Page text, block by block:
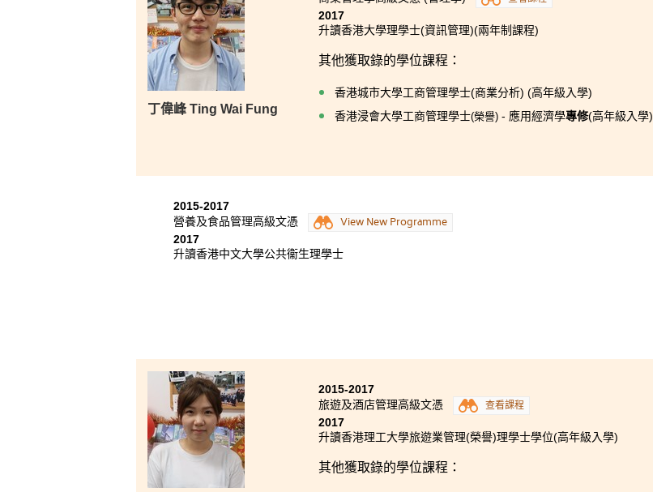
片
丁偉峰 Ting Wai Fung
2017
升讀香港大學理學士(資訊管理)(兩年制課程)
其他獲取錄的學位課程：
香港城市大學工商管理學士(商業分析) (高年級入學)
香港浸會大學工商管理學士(榮譽)- 應用經濟學專修(高年級入學)
2015-2017
營養及食品管理高級文憑
View New Programme
2017
升讀香港中文大學公共衞生理學士
2015-2017
旅遊及酒店管理高級文憑
查看課程
2017
升讀香港理工大學旅遊業管理(榮譽)理學士學位(高年級入學)
其他獲取錄的學位課程：